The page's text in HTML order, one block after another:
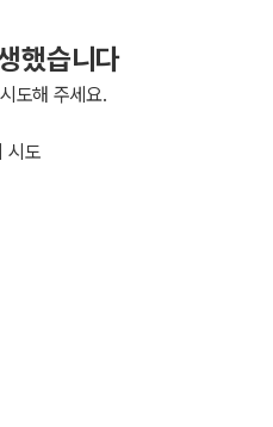
했습니다
도해 주세요.
시도